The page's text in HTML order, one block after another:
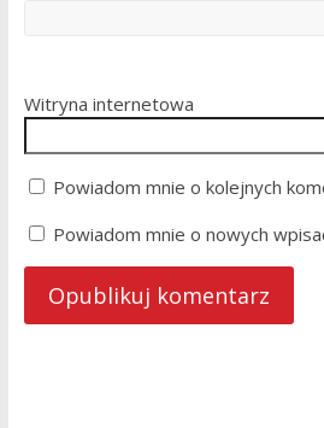
Witryna internetowa
Powiadom mnie o kolejnych
Powiadom mnie o nowych